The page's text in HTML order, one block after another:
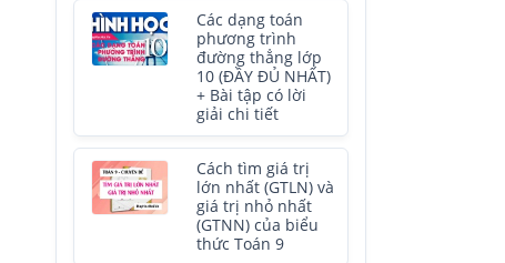
Các dạng toán
phương trình
đường thẳng lớp
10 (ĐẦY ĐỦ NHẤT)
+ Bài tập có lời
giải chi tiết
Cách tìm giá trị
lớn nhất (GTLN) và
giá trị nhỏ nhất
(GTNN) của biểu
thức Toán 9